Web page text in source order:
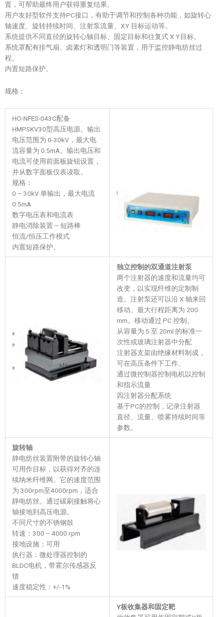
置，可帮助最终用户获得重复结果。
用户友好型软件支持PC接口，有助于调节和控制各种功能，如旋转心
轴速度、旋转持续时间、注射泵流量、XY 目标运动等。
系统提供不同直径的旋转心轴目标、固定目标和往复式 X Y目标。
系统罩配有排气扇、卤素灯和透明门等装置，用于监控静电纺丝过
程。
内置短路保护。
规格：
HO-NFES-043C配备
HMPSKV30型高压电源。输出
电压范围为 0-30kV，最大电
流容量为 0.5mA。输出电压和
电流可使用前面板旋钮设置，
并从数字面板仪表读取。
规格：
0 – 30kV 单输出，最大电流
0.5mA
数字电压表和电流表
静电消除装置 – 短路棒
恒流/恒压工作模式
内置短路保护。
独立控制的双通道注射泵
两个注射器的速度和流量均可
改变，以实现纤维的定制制
造。注射泵还可以沿 X 轴来回
移动。最大行程距离为 200
mm。移动通过 PC 控制。
从容量为 5 至 20ml 的标准一
次性或玻璃注射器中分配
注射器支架由绝缘材料制成，
可在高压条件下工作。
通过微控制器控制电机以控制
和指示流量
四注射器分配系统
基于PC的控制，记录注射器
直径、流量、喷雾持续时间等
参数。
旋转轴
静电纺丝装置附带的旋转心轴
可用作目标，以获得对齐的连
续纳米纤维网。它的速度范围
为 300rpm至4000rpm，适合
静电纺丝。通过碳刷接触将心
轴接地到高压电源。
不同尺寸的不锈钢鼓
转速：300 – 4000 rpm
接地设施：可用
执行器：微处理器控制的
BLDC电机，带霍尔传感器反
馈
速度稳定性：+/-1%
Y板收集器和固定靶